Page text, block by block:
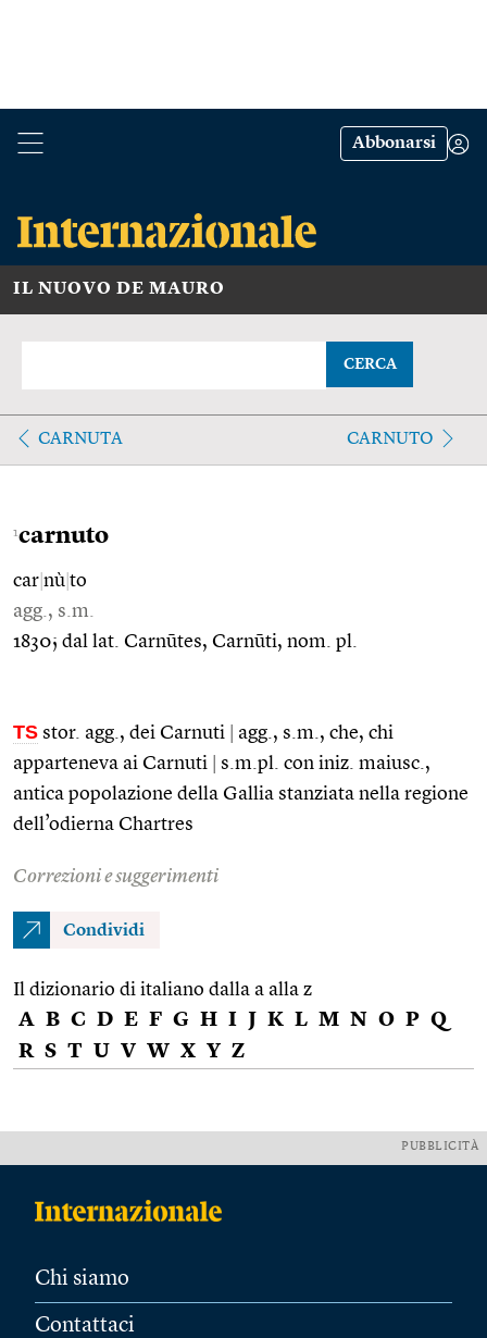
Abbonarsi
IL NUOVO DE MAURO
CERCA
CARNUTA CARNUTO
1carnuto
car nù to
agg., s.m.
1830; dal lat. Carnūtes, Carnūti, nom. pl.
TS stor. agg., dei Carnuti
agg., s.m., che, chi
apparteneva ai Carnuti
s.m.pl. con iniz. maiusc.,
antica popolazione della Gallia stanziata nella regione
dell’odierna Chartres
Correzioni e suggerimenti
Condividi
Il dizionario di italiano dalla a alla z
A B C D E F G H I J K L M N O P Q
R S T U V W X Y Z
PUBBLICITÀ
Chi siamo
Contattaci